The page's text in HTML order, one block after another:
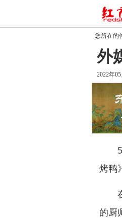
您所在的
外
2022年
5
烤鸭
在
的厨